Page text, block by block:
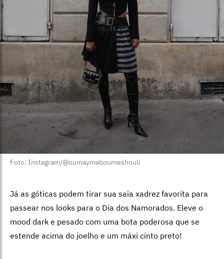
Foto: Instagram/@oumaymaboumeshouli
Já as góticas podem tirar sua saia xadrez favorita para
passear nos looks para o Dia dos Namorados. Eleve o
mood dark e pesado com uma bota poderosa que se
estende acima do joelho e um máxi cinto preto!